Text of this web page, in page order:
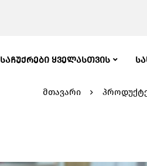
ᲡᲐᲩᲣᲥᲠᲔᲑᲘ ᲧᲕᲔᲚᲐᲡᲗᲕᲘᲡ
მთავარი